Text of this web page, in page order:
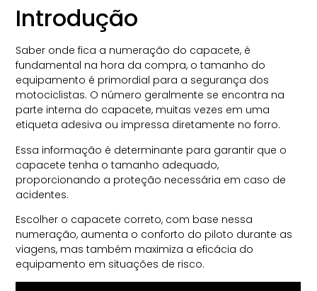
Introdução
Saber onde fica a numeração do capacete, é
fundamental na hora da compra, o tamanho do
equipamento é primordial para a segurança dos
motociclistas. O número geralmente se encontra na
parte interna do capacete, muitas vezes em uma
etiqueta adesiva ou impressa diretamente no forro.
Essa informação é determinante para garantir que o
capacete tenha o tamanho adequado,
proporcionando a proteção necessária em caso de
acidentes.
Escolher o capacete correto, com base nessa
numeração, aumenta o conforto do piloto durante as
viagens, mas também maximiza a eficácia do
equipamento em situações de risco.